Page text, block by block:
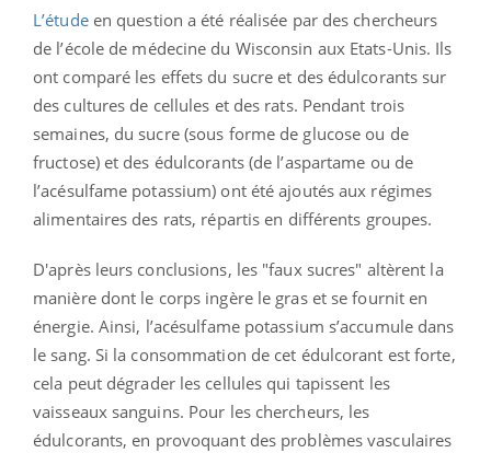
L’étudeen question a été réalisée par des chercheurs
de l’école de médecine du Wisconsin aux Etats-Unis. Ils
ont comparé les effets du sucre et des édulcorants sur
des cultures de cellules et des rats. Pendant trois
semaines, du sucre (sous forme de glucose ou de
fructose) et des édulcorants (de l’aspartame ou de
l’acésulfame potassium) ont été ajoutés aux régimes
alimentaires des rats, répartis en différents groupes.
D'après leurs conclusions, les "faux sucres" altèrent la
manière dont le corps ingère le gras et se fournit en
énergie. Ainsi, l’acésulfame potassium s’accumule dans
le sang. Si la consommation de cet édulcorant est forte,
cela peut dégrader les cellules qui tapissent les
vaisseaux sanguins. Pour les chercheurs, les
édulcorants, en provoquant des problèmes vasculaires